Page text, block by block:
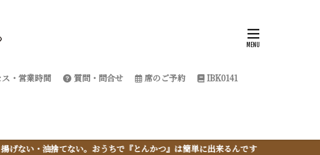
ス・営業時間 質問・問合せ 席のご予約
IBK0141
おうちで『とんかつ』は簡単に出来るんです